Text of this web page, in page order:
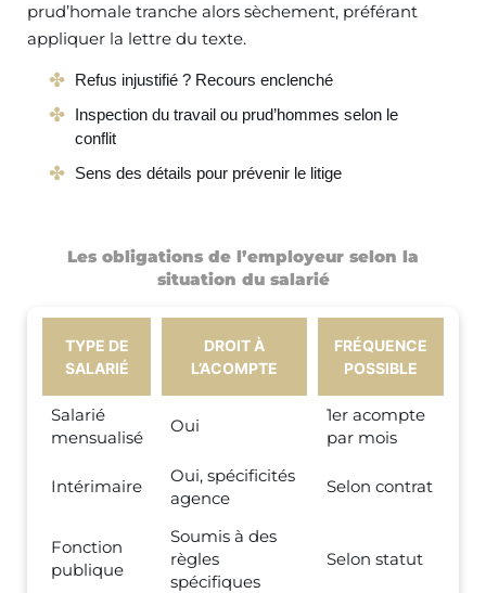
prud’homale tranche alors sèchement, préférant
appliquer la lettre du texte.
Refus injustifié ? Recours enclenché
Inspection du travail ou prud’hommes selon le
conflit
Sens des détails pour prévenir le litige
Les obligations de l’employeur selon la
situation du salarié
TYPE DE
SALARIÉ
DROIT À
L’ACOMPTE
FRÉQUENCE
POSSIBLE
Salarié
mensualisé
Oui
1er acompte
par mois
Intérimaire
Oui, spécificités
agence
Selon contrat
Fonction
publique
Soumis à des
règles
spécifiques
Selon statut